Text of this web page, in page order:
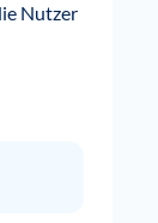
Nutzer